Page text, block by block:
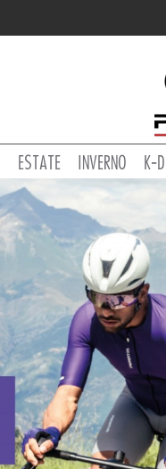
ESTATE INVERNO K-